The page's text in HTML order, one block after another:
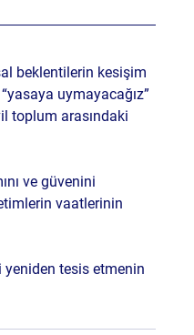
beklentilerin kesişim
uymayacağız”
toplum arasındaki
ve güvenini
vaatlerinin
tesis etmenin